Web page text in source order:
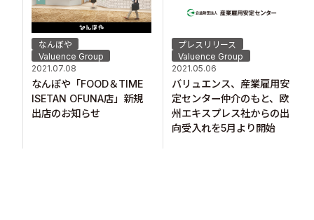
なんぼや
Valuence Group
2021.07.08
なんぼや「FOOD＆TIME
ISETAN OFUNA店」新規
出店のお知らせ
プレスリリース
Valuence Group
2021.05.06
バリュエンス、産業雇用安
定センター仲介のもと、欧
州エキスプレス社からの出
向受入れを5月より開始